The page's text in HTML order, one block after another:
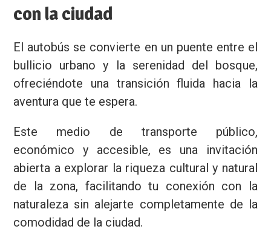
con la ciudad
El autobús se convierte en un puente entre el
bullicio urbano y la serenidad del bosque,
ofreciéndote una transición fluida hacia la
aventura que te espera.
Este medio de transporte público,
económico y accesible, es una invitación
abierta a explorar la riqueza cultural y natural
de la zona, facilitando tu conexión con la
naturaleza sin alejarte completamente de la
comodidad de la ciudad.